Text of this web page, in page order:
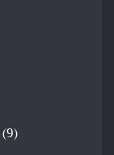
(9)